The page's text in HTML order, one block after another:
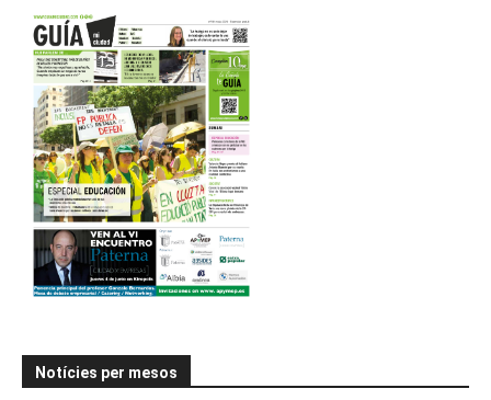
Notícies per mesos